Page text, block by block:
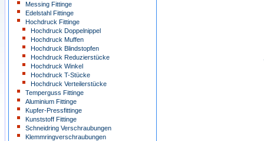
Messing Fittinge
Edelstahl Fittinge
Hochdruck Fittinge
Hochdruck Doppelnippel
Hochdruck Muffen
Hochdruck Blindstopfen
Hochdruck Reduzierstücke
Hochdruck Winkel
Hochdruck T-Stücke
Hochdruck Verteilerstücke
Temperguss Fittinge
Aluminium Fittinge
Kupfer-Pressfittinge
Kunststoff Fittinge
Schneidring Verschraubungen
Klemmringverschraubungen